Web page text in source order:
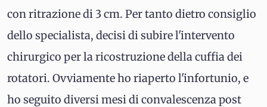
con ritrazione di 3 cm. Per tanto dietro consiglio
dello specialista, decisi di subire l'intervento
chirurgico per la ricostruzione della cuffia dei
rotatori. Ovviamente ho riaperto l'infortunio, e
ho seguito diversi mesi di convalescenza post